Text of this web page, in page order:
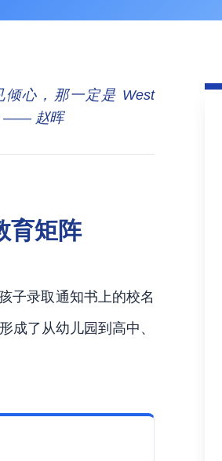
倾心，那一定是 West
—— 赵晖
育矩阵
子录取通知书上的校名
成了从幼儿园到高中、